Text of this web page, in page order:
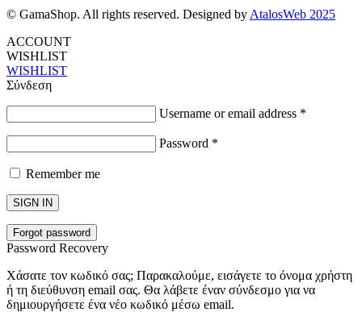
© GamaShop. All rights reserved. Designed by AtalosWeb 2025
ACCOUNT
WISHLIST
WISHLIST
Σύνδεση
Username or email address *
Password *
Remember me
SIGN IN
Forgot password
Password Recovery
Χάσατε τον κωδικό σας; Παρακαλούμε, εισάγετε το όνομα χρήστη
ή τη διεύθυνση email σας. Θα λάβετε έναν σύνδεσμο για να
δημιουργήσετε ένα νέο κωδικό μέσω email.